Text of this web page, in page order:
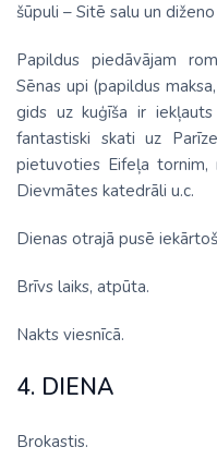
šūpuli – Sitē salu un
Papildus piedāvājam
Sēnas upi (papildus
gids uz kuģīša ir
fantastiski skati uz
pietuvoties Eifeļa tornim,
Dievmātes katedrāli u.c.
Dienas otrajā pusē
Brīvs laiks, atpūta.
Nakts viesnīcā.
4. DIENA
Brokastis.